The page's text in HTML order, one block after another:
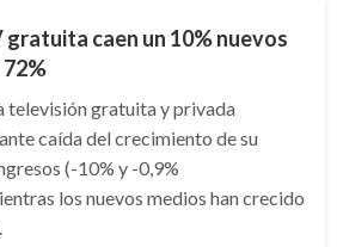
gratuita caen un 10% nuevos
televisión gratuita y privada
caída del crecimiento de su
(-10% y -0,9%
los nuevos medios han crecido